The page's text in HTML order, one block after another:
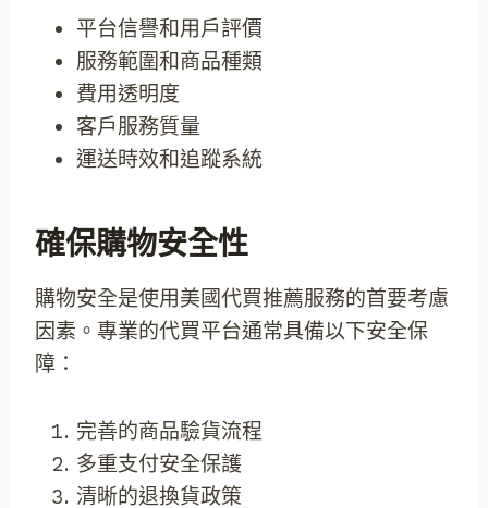
平台信譽和用戶評價
服務範圍和商品種類
費用透明度
客戶服務質量
運送時效和追蹤系統
確保購物安全性
購物安全是使用美國代買推薦服務的首要考慮
因素。專業的代買平台通常具備以下安全保
障：
完善的商品驗貨流程
多重支付安全保護
清晰的退換貨政策